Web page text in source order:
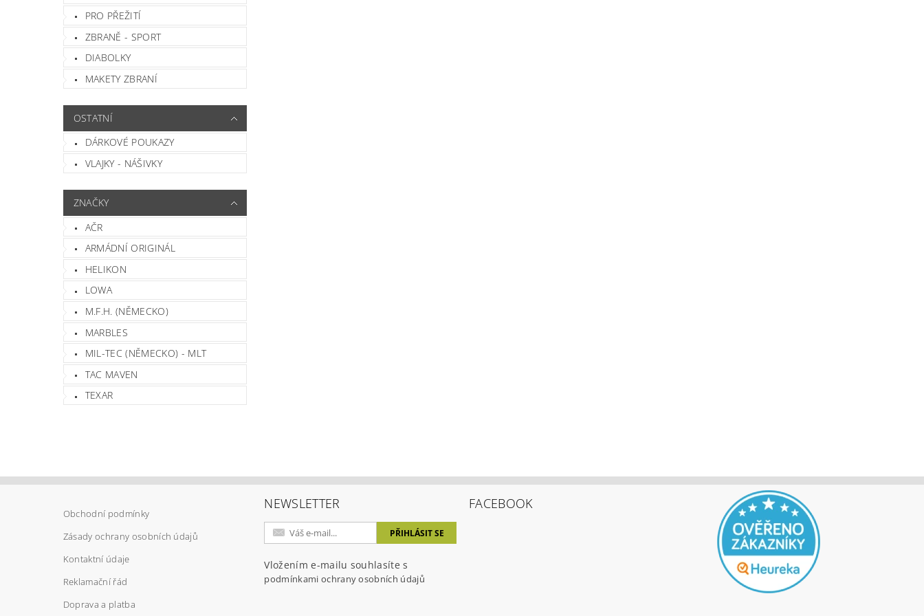
PRO PŘEŽITÍ
ZBRANĚ - SPORT
DIABOLKY
MAKETY ZBRANÍ
OSTATNÍ
DÁRKOVÉ POUKAZY
VLAJKY - NÁŠIVKY
ZNAČKY
AČR
ARMÁDNÍ ORIGINÁL
HELIKON
LOWA
M.F.H. (NĚMECKO)
MARBLES
MIL-TEC (NĚMECKO) - MLT
TAC MAVEN
TEXAR
Obchodní podmínky
Zásady ochrany osobních údajů
Kontaktní údaje
Reklamační řád
Doprava a platba
NEWSLETTER
Vložením e-mailu souhlasíte s
podmínkami ochrany osobních údajů
FACEBOOK